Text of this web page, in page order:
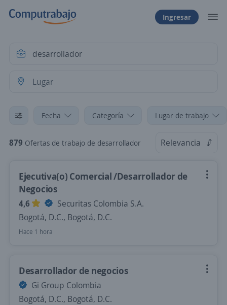
Ingresar
Fecha Categoría Lugar de trabajo
879 Ofertas de trabajo de desarrollador Relevancia
Ejecutiva(o) Comercial /Desarrollador de
Negocios
4,6
Securitas Colombia S.A.
Bogotá, D.C., Bogotá, D.C.
Hace 1 hora
Desarrollador de negocios
Gi Group Colombia
Bogotá, D.C., Bogotá, D.C.